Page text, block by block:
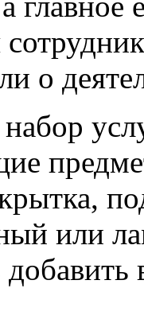
о
или